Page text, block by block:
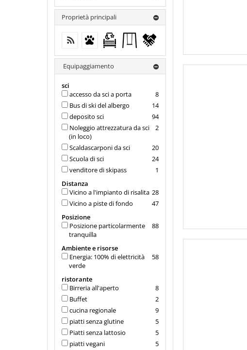
Proprietà principali
wifi gratuito (in tutto l'alloggio)
Animali ammessiCulla gratuita da 0-2 anni
Attrezzature da
gioco all'aperto
per bambini
cancellazione
flessibile
Equipaggiamento
sci
8
accesso da sci a porta
14
Bus di ski del albergo
94
deposito sci
2
Noleggio attrezzatura da sci
(in loco)
20
Scaldascarponi da sci
24
Scuola di sci
1
venditore di skipass
Distanza
28
Vicino a l'impianto di risalita
47
Vicino a piste di fondo
Posizione
88
Posizione particolarmente
tranquilla
Ambiente e risorse
58
Energia: 100% di elettricità
verde
ristorante
8
Birreria all'aperto
2
Buffet
9
cucina regionale
5
piatti senza glutine
5
Piatti senza lattosio
5
piatti vegani